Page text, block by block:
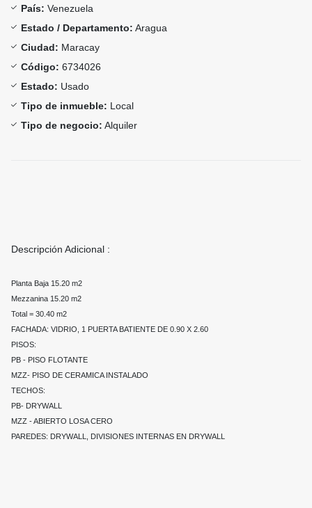
País: Venezuela
Estado / Departamento: Aragua
Ciudad: Maracay
Código: 6734026
Estado: Usado
Tipo de inmueble: Local
Tipo de negocio: Alquiler
Descripción Adicional :
Planta Baja 15.20 m2
Mezzanina 15.20 m2
Total = 30.40 m2
FACHADA: VIDRIO, 1 PUERTA BATIENTE DE 0.90 X 2.60
PISOS:
PB - PISO FLOTANTE
MZZ- PISO DE CERAMICA INSTALADO
TECHOS:
PB- DRYWALL
MZZ - ABIERTO LOSA CERO
PAREDES: DRYWALL, DIVISIONES INTERNAS EN DRYWALL